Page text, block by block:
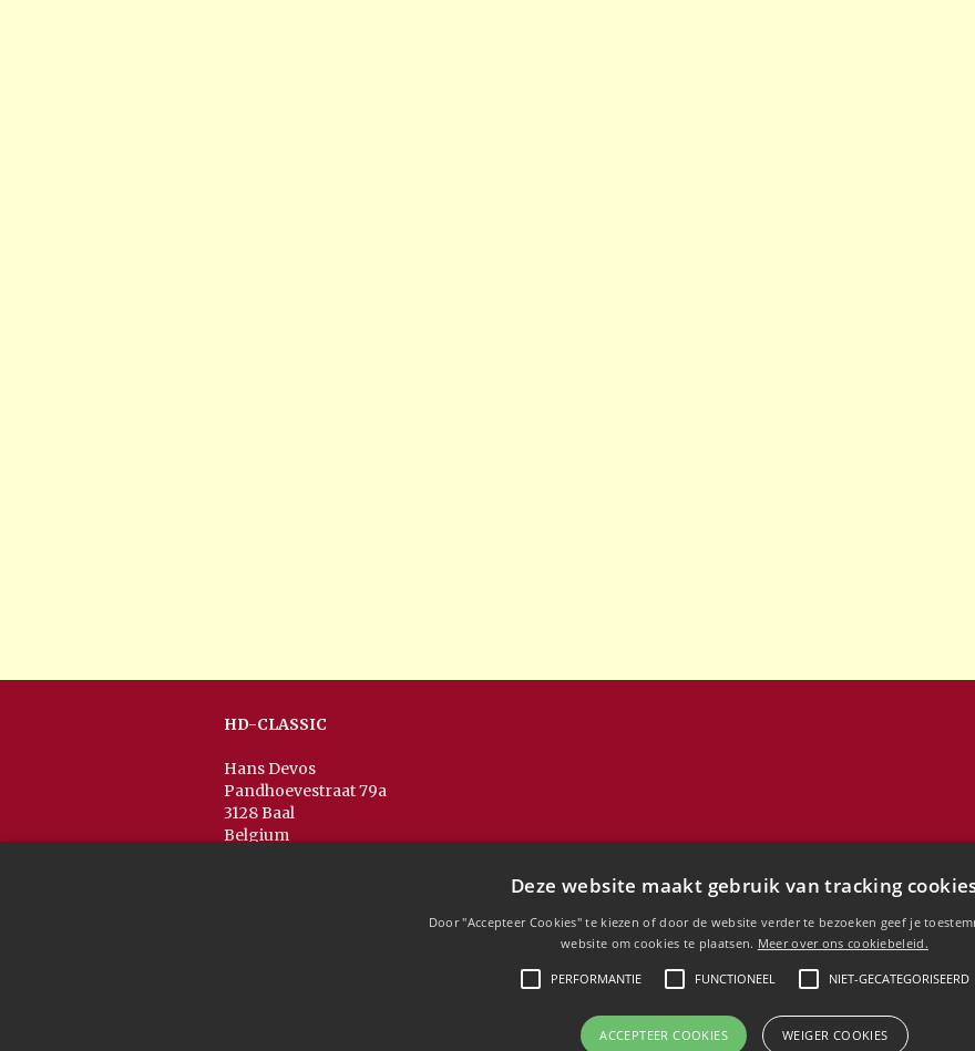
HD-CLASSIC
Hans Devos
Pandhoevestraat 79a
3128 Baal
Belgium
Copyright © 2020 HD-Classic
Deze website maakt gebruik van tracking
Door "Accepteer Cookies" te kiezen of door de website verder te bezoeken geef je
website om cookies te plaatsen. Meer over ons cookiebeleid.
PERFORMANTIE FUNCTIONEEL NIET-GECATEGORISEERD
ACCEPTEER COOKIES WEIGER COOKIES